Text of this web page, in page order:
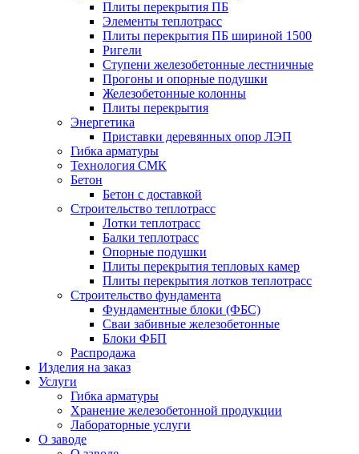
Плиты перекрытия ПБ
Элементы теплотрасс
Плиты перекрытия ПБ шириной 1500
Ригели
Ступени железобетонные лестничные
Прогоны и опорные подушки
Железобетонные колонны
Плиты перекрытия
Энергетика
Приставки деревянных опор ЛЭП
Гибка арматуры
Технология СМК
Бетон
Бетон с доставкой
Строительство теплотрасс
Лотки теплотрасс
Балки теплотрасс
Опорные подушки
Плиты перекрытия тепловых камер
Плиты перекрытия лотков теплотрасс
Строительство фундамента
Фундаментные блоки (ФБС)
Сваи забивные железобетонные
Блоки ФБП
Распродажа
Изделия на заказ
Услуги
Гибка арматуры
Хранение железобетонной продукции
Лабораторные услуги
О заводе